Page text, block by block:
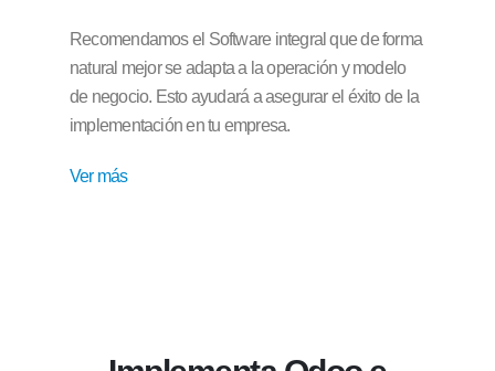
Recomendamos el Software integral que de forma
natural mejor se adapta a la operación y modelo
de negocio. Esto ayudará a asegurar el éxito de la
implementación en tu empresa.
Ver más